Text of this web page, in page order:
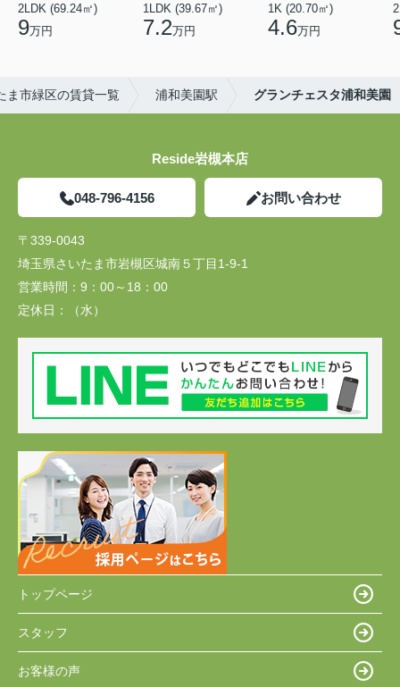
2LDK (69.24㎡)
9万円
1LDK (39.67㎡)
7.2万円
1K (20.70㎡)
4.6万円
ま市緑区の賃貸一覧 浦和美園駅 グランチェスタ浦和美園
Reside岩槻本店
048-796-4156 お問い合わせ
〒339-0043
埼玉県さいたま市岩槻区城南５丁目1-9-1
営業時間： 9：00～18：00
定休日：
（水）
トップページ
スタッフ
お客様の声